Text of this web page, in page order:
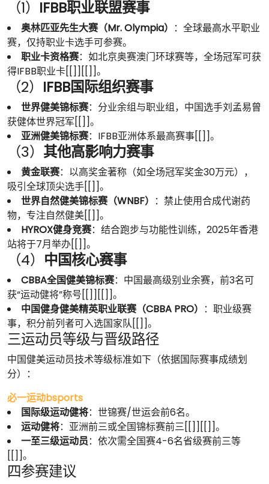
（1） IFBB职业联盟赛事
奥林匹亚先生大赛（Mr. Olympia） ：全球最高水平职业
赛，仅持职业卡选手可参赛。
职业卡资格赛：如北京奥赛澳门环球赛等，全场冠军可获
得IFBB职业卡[[]][[]]。
（2） IFBB国际组织赛事
世界健美锦标赛：分业余组与职业组，中国选手刘孟易曾
获健体世界冠军[[]]。
亚洲健美锦标赛：IFBB亚洲体系最高赛事[[]]。
（3） 其他高影响力赛事
黄金联赛：以高奖金著称（如全场冠军奖金30万元），
吸引全球顶尖选手[[]]。
世界自然健美锦标赛（WNBF） ：禁止使用合成代谢药
物，专注自然健美[[]]。
HYROX健身竞赛：结合跑步与功能性训练，2025年香港
站将于7月举办[[]]。
（4） 中国核心赛事
CBBA全国健美锦标赛：中国最高级别业余赛，前3名可
获“运动健将”称号[[]][[]]。
中国健身健美精英职业联赛（CBBA PRO） ：职业级赛
事，积分前列者可入选国家队[[]]。
三运动员等级与晋级路径
中国健美运动员技术等级标准如下（依据国际赛事成绩划
分）：
必一运动bsports
国际级运动健将：世锦赛/世运会前6名。
运动健将：亚洲前三或全国锦标赛前三[[]][[]]。
一至三级运动员：依次需全国赛4-6名省级赛前三等
[[]]。
四参赛建议